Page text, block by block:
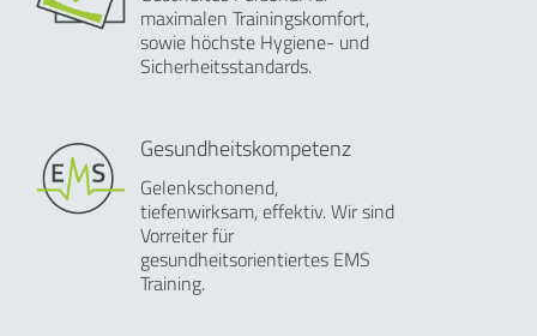
maximalen Trainingskomfort,
sowie höchste Hygiene- und
Sicherheitsstandards.
Gesundheitskompetenz
Gelenkschonend,
tiefenwirksam, effektiv. Wir sind
Vorreiter für
gesundheitsorientiertes EMS
Training.